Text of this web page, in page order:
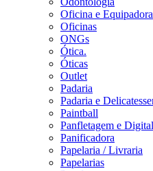
Oficina e Equipadora
Oficinas
ONGs
Ótica.
Óticas
Outlet
Padaria
Padaria e
Paintball
Panfletagem e
Panificadora
Papelaria / Livraria
Papelarias